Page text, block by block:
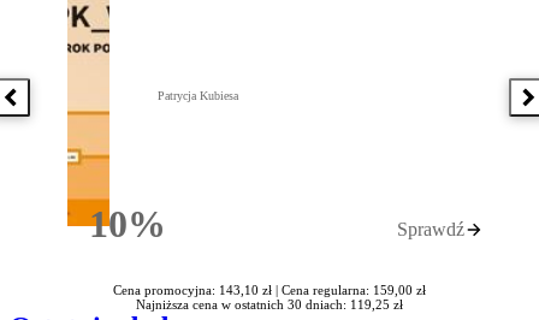
Poprzednia książka
10%Rabatu
Patrycja Kubiesa
Sprawdź
Cena promocyjna: 143,10 zł | Cena regularna: 159,00 zł
Najniższa cena w ostatnich 30 dniach: 119,25 zł